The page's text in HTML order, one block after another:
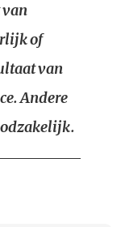
van
of
van
Andere